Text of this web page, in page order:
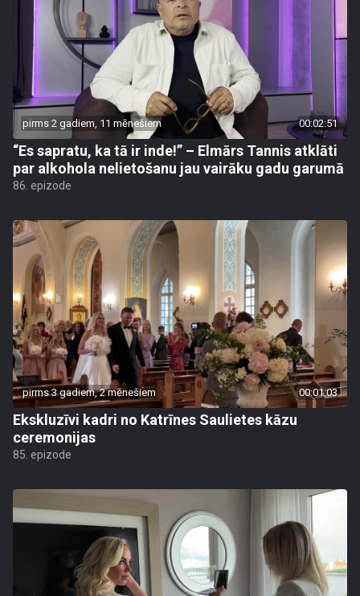
pirms 2 gadiem, 11 mēnešiem 00:02:51
“Es sapratu, ka tā ir inde!” – Elmārs Tannis atklāti
par alkohola nelietošanu jau vairāku gadu garumā
86. epizode
pirms 3 gadiem, 2 mēnešiem 00:01:03
Ekskluzīvi kadri no Katrīnes Saulietes kāzu
ceremonijas
85. epizode